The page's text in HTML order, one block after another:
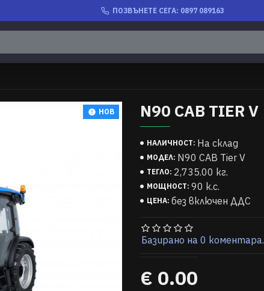
ПОЗВЪНЕТЕ СЕГА: 0897 089163
НОВ N90 CAB TIER V
НАЛИЧНОСТ: На склад
МОДЕЛ: N90 CAB Tier V
ТЕГЛО: 2,735.00 кг.
МОЩНОСТ: 90 к.с.
ЦЕНА: без включен ДДС
Базирано на 0 коментара.
€ 0.00